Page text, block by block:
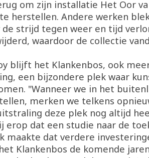
om zijn installatie Het Oor
herstellen. Andere werken
strijd tegen weer en tijd
waardoor de collectie
blijft het Klankenbos, ook
een bijzondere plek waar
"Wanneer we in het
merken we telkens
deze plek nog altijd
erop dat een studie naar de
maakte dat verdere
Klankenbos de komende